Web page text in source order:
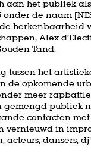
aan het publiek
onder de naam
herkenbaarheid
Alex
Tand.
tussen het
de opkomende
meer
gemengd publiek
contacten
vernieuwd in
acteurs, dansers,